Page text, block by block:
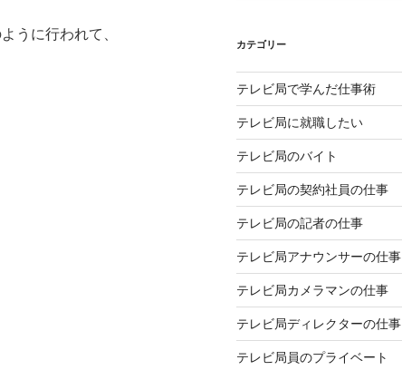
うに行われて、
カテゴリー
テレビ局で学んだ仕事術
テレビ局に就職したい
テレビ局のバイト
テレビ局の契約社員の仕事
テレビ局の記者の仕事
テレビ局アナウンサーの仕事
テレビ局カメラマンの仕事
テレビ局ディレクターの仕事
テレビ局員のプライベート